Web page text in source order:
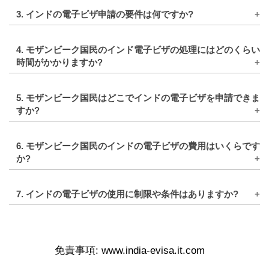
保有する電子ビザの種類によって異なります。
3. インドの電子ビザ申請の要件は何ですか?
なくとも6か月有効な有効なパスポート、最近の
パスポートサイズの写真、パスポートの自己紹介
の種類によっては、ビジネス用電子ビザの名刺や
招待状など、追加の書類の提出が必要になる場合
もあります。
4. モザンビーク国民のインド電子ビザの処理にはどのくらい
時間がかかりますか?
以内です。ただし、予期せぬ遅延を考慮して、余
裕を持って申請することをお勧めします。
5. モザンビーク国民はどこでインドの電子ビザを申請できま
すか?
じてインドの電子ビザを申請できます。ウェブサ
イトには、申請プロセスと必要書類に関する詳細
6. モザンビーク国民のインドの電子ビザの費用はいくらです
か?
在期間によって異なります。
7. インドの電子ビザの使用に制限や条件はありますか?
宣教活動などの特定の活動に従事することに対す